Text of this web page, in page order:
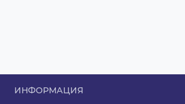
ИНФОРМАЦИЯ